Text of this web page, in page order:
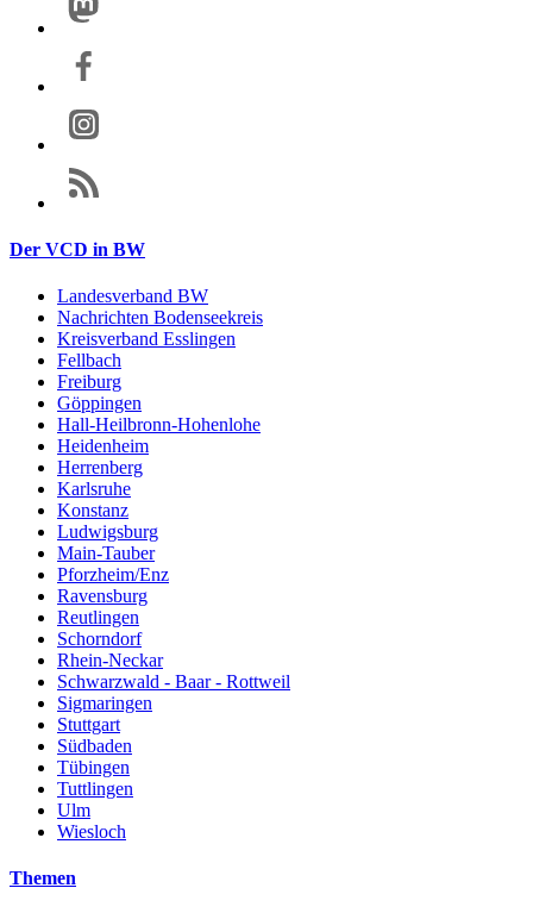
Der VCD in BW
Landesverband BW
Nachrichten Bodenseekreis
Kreisverband Esslingen
Fellbach
Freiburg
Göppingen
Hall-Heilbronn-Hohenlohe
Heidenheim
Herrenberg
Karlsruhe
Konstanz
Ludwigsburg
Main-Tauber
Pforzheim/Enz
Ravensburg
Reutlingen
Schorndorf
Rhein-Neckar
Schwarzwald - Baar - Rottweil
Sigmaringen
Stuttgart
Südbaden
Tübingen
Tuttlingen
Ulm
Wiesloch
Themen